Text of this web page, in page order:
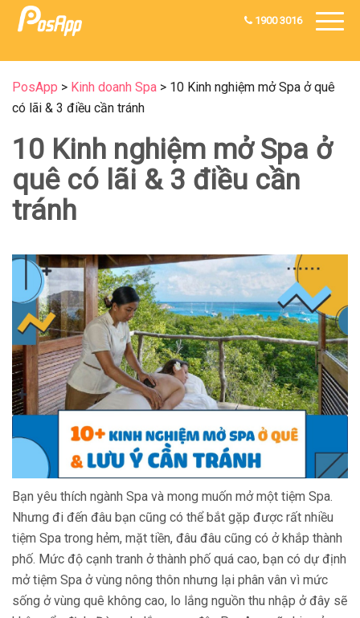
1900 3016
PosApp > Kinh doanh Spa > 10 Kinh nghiệm mở Spa ở quê
có lãi & 3 điều cần tránh
10 Kinh nghiệm mở Spa ở
quê có lãi & 3 điều cần
tránh
Bạn yêu thích ngành Spa và mong muốn mở một tiệm Spa.
Nhưng đi đến đâu bạn cũng có thể bắt gặp được rất nhiều
tiệm Spa trong hẻm, mặt tiền, đâu đâu cũng có ở khắp thành
phố. Mức độ cạnh tranh ở thành phố quá cao, bạn có dự định
mở tiệm Spa ở vùng nông thôn nhưng lại phân vân vì mức
sống ở vùng quê không cao, lo lắng nguồn thu nhập ở đây sẽ